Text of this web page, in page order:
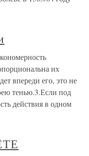
их
впереди его, это не
тенью.3.Если под
действия в одном